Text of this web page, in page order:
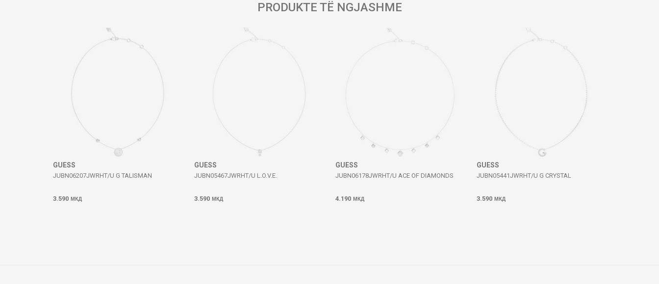
PRODUKTE TË NGJASHME
GUESS
JUBN06207JWRHT/U G TALISMAN
3.590 МКД
GUESS
JUBN05467JWRHT/U L.O.V.E.
3.590 МКД
GUESS
JUBN06178JWRHT/U ACE OF DIAMONDS
4.190 МКД
GUESS
JUBN05441JWRHT/U G CRYSTAL
3.590 МКД